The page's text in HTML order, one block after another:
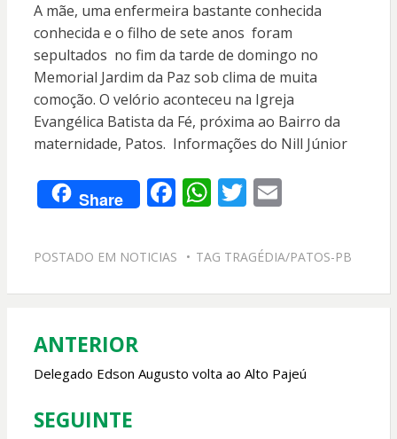
A mãe, uma enfermeira bastante conhecida
conhecida e o filho de sete anos foram
sepultados no fim da tarde de domingo no
Memorial Jardim da Paz sob clima de muita
comoção. O velório aconteceu na Igreja
Evangélica Batista da Fé, próxima ao Bairro da
maternidade, Patos. Informações do Nill Júnior
Share F
e
o
k
W
at
A
p
T
itt
E
ai
POSTADO EM NOTICIAS TAG TRAGÉDIA/PATOS-PB
Navegação
de
Post
ANTERIOR
Delegado Edson Augusto volta ao Alto Pajeú
SEGUINTE